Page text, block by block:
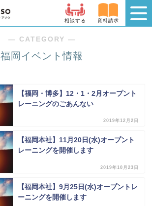
相談する 資料請求
― CATEGORY ―
福岡イベント情報
【福岡・博多】12・1・2月オープント
レーニングのごあんない
2019年12月2日
【福岡本社】11月20日(水)オープント
レーニングを開催します
2019年10月23日
【福岡本社】9月25日(水)オープントレ
ーニングを開催します